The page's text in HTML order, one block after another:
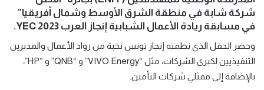
شركة شابة في منطقة الشرق الأوسط وشمال أفريقيا”
في مسابقة ريادة الأعمال الشبابية إنجاز العرب YEC 2023.
وحضر الحفل الذي نظمته إنجاز تونس نخبة من رواد الأعمال والمديرين
التنفيذيين لكبرى الشركات، مثل “VIVO Energy” و “QNB” و “HP”،
بالإضافة إلى ممثلي شركات التأمين.